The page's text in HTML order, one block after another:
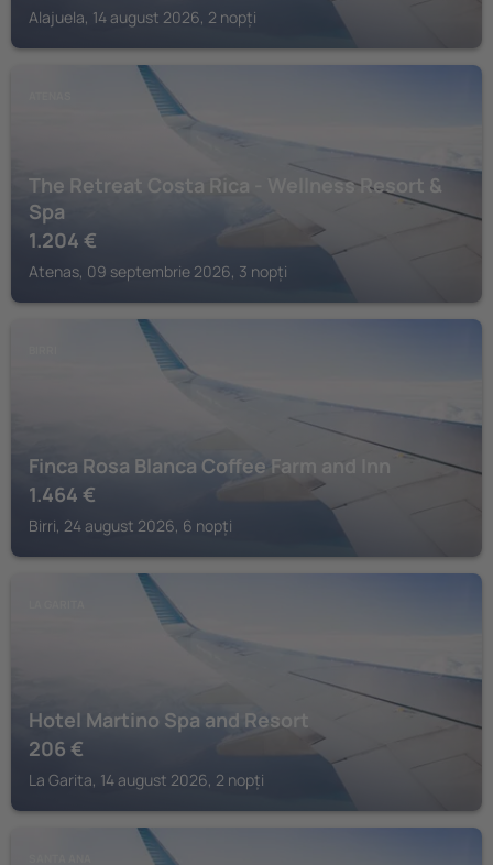
Alajuela, 14 august 2026, 2 nopți
The Retreat Costa Rica - Wellness Resort &
Spa
1.204 €
Atenas, 09 septembrie 2026, 3 nopți
Finca Rosa Blanca Coffee Farm and Inn
1.464 €
Birri, 24 august 2026, 6 nopți
Hotel Martino Spa and Resort
206 €
La Garita, 14 august 2026, 2 nopți